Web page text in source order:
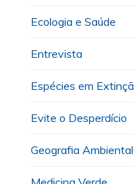
Ecologia e Saúde
Entrevista
Espécies em
Evite o Desperdício
Geografia Ambiental